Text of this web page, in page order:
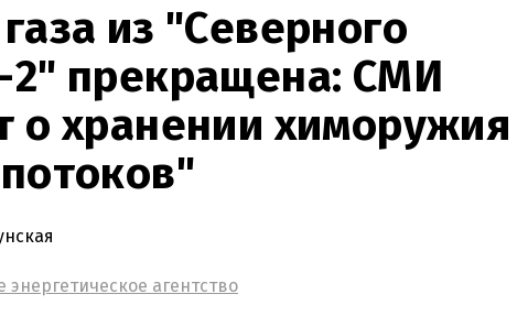
из "Северного
2" прекращена: СМИ
о хранении химоружия
энергетическое агентство